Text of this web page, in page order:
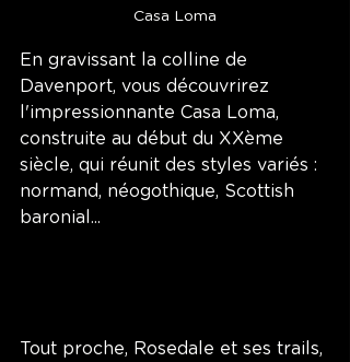
Casa Loma
En gravissant la colline de
Davenport, vous découvrirez
l'impressionnante Casa Loma,
construite au début du XXème
siècle, qui réunit des styles variés :
normand, néogothique, Scottish
baronial...
Tout proche, Rosedale et ses trails,